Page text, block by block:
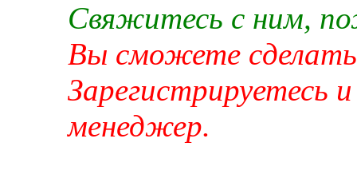
Свяжитесь с ним,
Вы сможете сделать
Зарегистрируетесь
менеджер.